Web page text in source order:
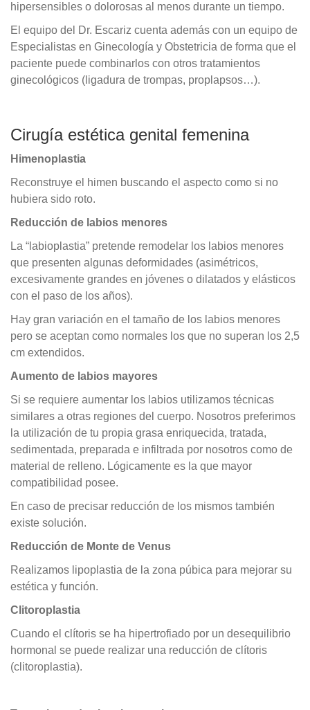
hipersensibles o dolorosas al menos durante un tiempo.
El equipo del Dr. Escariz cuenta además con un equipo de
Especialistas en Ginecología y Obstetricia de forma que el
paciente puede combinarlos con otros tratamientos
ginecológicos (ligadura de trompas, proplapsos…).
Cirugía estética genital femenina
Himenoplastia
Reconstruye el himen buscando el aspecto como si no
hubiera sido roto.
Reducción de labios menores
La “labioplastia” pretende remodelar los labios menores
que presenten algunas deformidades (asimétricos,
excesivamente grandes en jóvenes o dilatados y elásticos
con el paso de los años).
Hay gran variación en el tamaño de los labios menores
pero se aceptan como normales los que no superan los 2,5
cm extendidos.
Aumento de labios mayores
Si se requiere aumentar los labios utilizamos técnicas
similares a otras regiones del cuerpo. Nosotros preferimos
la utilización de tu propia grasa enriquecida, tratada,
sedimentada, preparada e infiltrada por nosotros como de
material de relleno. Lógicamente es la que mayor
compatibilidad posee.
En caso de precisar reducción de los mismos también
existe solución.
Reducción de Monte de Venus
Realizamos lipoplastia de la zona púbica para mejorar su
estética y función.
Clitoroplastia
Cuando el clítoris se ha hipertrofiado por un desequilibrio
hormonal se puede realizar una reducción de clítoris
(clitoroplastia).